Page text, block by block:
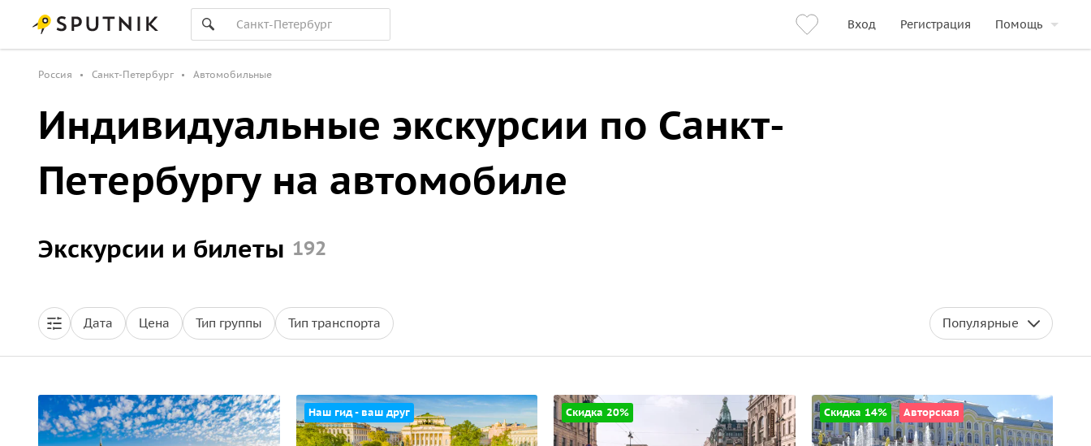
Вход Регистрация Помощь
Россия Санкт-Петербург Автомобильные
Индивидуальные экскурсии по Санкт-
Петербургу на автомобиле
Экскурсии и билеты 192
Дата Цена Тип группы Тип транспорта Популярные
Наш гид - ваш друг Скидка 20% Скидка 14% Авторская